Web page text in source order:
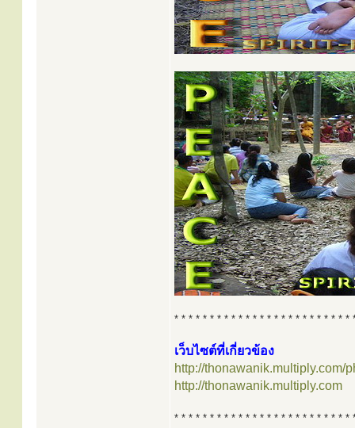
* * * * * * * * * * * * * * * * * * * * * * * * *
เว็บไซต์ที่เกี่ยวข้อง
http://thonawanik.multiply.com/
http://thonawanik.multiply.com
* * * * * * * * * * * * * * * * * * * * * * * * *